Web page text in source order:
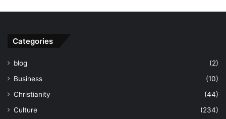
Categories
blog
(2)
Business
(10)
Christianity
(44)
Culture
(234)